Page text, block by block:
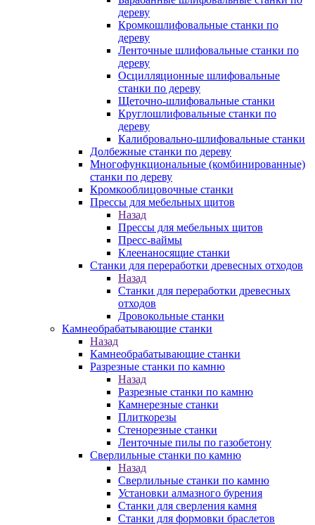
дереву
Кромкошлифовальные станки по
дереву
Ленточные шлифовальные станки по
дереву
Осцилляционные шлифовальные
станки по дереву
Щеточно-шлифовальные станки
Круглошлифовальные станки по
дереву
Калибровально-шлифовальные станки
Долбежные станки по дереву
Многофункциональные (комбинированные)
станки по дереву
Кромкооблицовочные станки
Прессы для мебельных щитов
Назад
Прессы для мебельных щитов
Пресс-ваймы
Клеенаносящие станки
Станки для переработки древесных отходов
Назад
Станки для переработки древесных
отходов
Дровокольные станки
Камнеобрабатывающие станки
Назад
Камнеобрабатывающие станки
Разрезные станки по камню
Назад
Разрезные станки по камню
Камнерезные станки
Плиткорезы
Стенорезные станки
Ленточные пилы по газобетону
Сверлильные станки по камню
Назад
Сверлильные станки по камню
Установки алмазного бурения
Станки для сверления камня
Станки для формовки браслетов